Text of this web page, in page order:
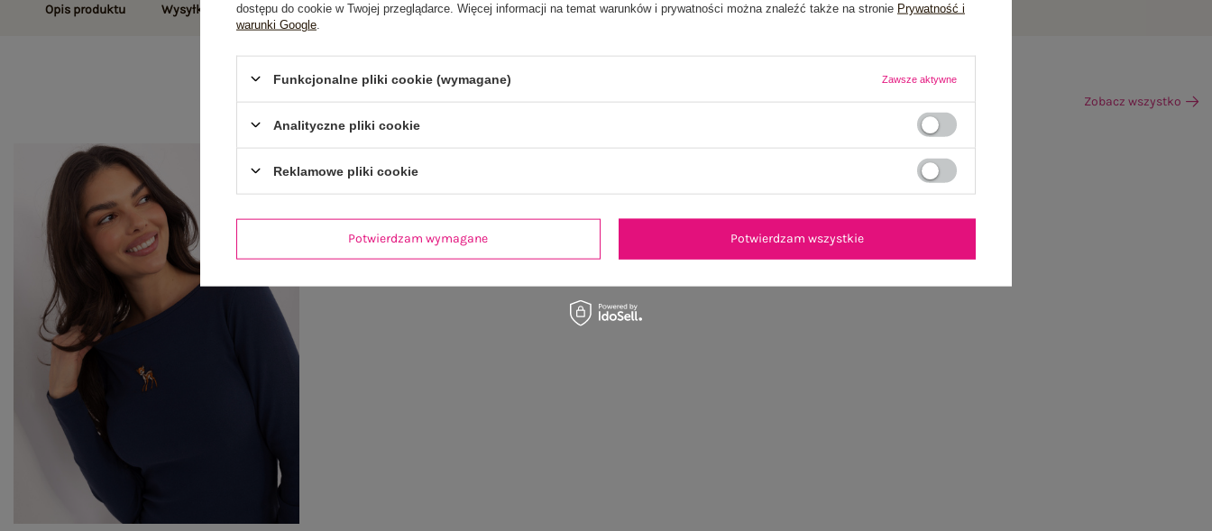
Opis produktu Wysyłka i dostawa Zwroty i reklamacje Opinie o produkcie(0)
Zobacz wszystko
dostępu do cookie w Twojej przeglądarce. Więcej informacji na temat warunków i prywatności można znaleźć także na stronie Prywatność i
warunki Google
Funkcjonalne pliki cookie (wymagane) Zawsze aktywne
Analityczne pliki cookie
Reklamowe pliki cookie
Potwierdzam wymagane Potwierdzam wszystkie